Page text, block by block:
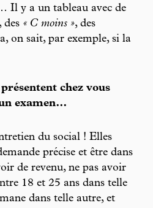
Il y a un tableau avec de
, des « C moins », des
on sait, par exemple, si la
chez vous
examen…
du social ! Elles
précise et être dans
de revenu, ne pas avoir
18 et 25 ans dans telle
dans telle autre, et